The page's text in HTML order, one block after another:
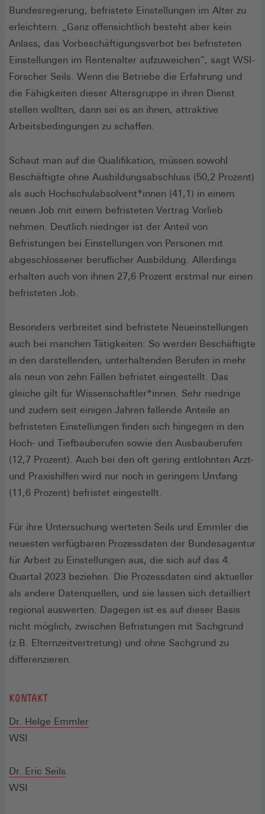
Bundesregierung, befristete Einstellungen im Alter zu
erleichtern. „Ganz offensichtlich besteht aber kein
Anlass, das Vorbeschäftigungsverbot bei befristeten
Einstellungen im Rentenalter aufzuweichen“, sagt WSI-
Forscher Seils. Wenn die Betriebe die Erfahrung und
die Fähigkeiten dieser Altersgruppe in ihren Dienst
stellen wollten, dann sei es an ihnen, attraktive
Arbeitsbedingungen zu schaffen.
Schaut man auf die Qualifikation, müssen sowohl
Beschäftigte ohne Ausbildungsabschluss (50,2 Prozent)
als auch Hochschulabsolvent*innen (41,1) in einem
neuen Job mit einem befristeten Vertrag Vorlieb
nehmen. Deutlich niedriger ist der Anteil von
Befristungen bei Einstellungen von Personen mit
abgeschlossener beruflicher Ausbildung. Allerdings
erhalten auch von ihnen 27,6 Prozent erstmal nur einen
befristeten Job.
Besonders verbreitet sind befristete Neueinstellungen
auch bei manchen Tätigkeiten: So werden Beschäftigte
in den darstellenden, unterhaltenden Berufen in mehr
als neun von zehn Fällen befristet eingestellt. Das
gleiche gilt für Wissenschaftler*innen. Sehr niedrige
und zudem seit einigen Jahren fallende Anteile an
befristeten Einstellungen finden sich hingegen in den
Hoch- und Tiefbauberufen sowie den Ausbauberufen
(12,7 Prozent). Auch bei den oft gering entlohnten Arzt-
und Praxishilfen wird nur noch in geringem Umfang
(11,6 Prozent) befristet eingestellt.
Für ihre Untersuchung werteten Seils und Emmler die
neuesten verfügbaren Prozessdaten der Bundesagentur
für Arbeit zu Einstellungen aus, die sich auf das 4.
Quartal 2023 beziehen. Die Prozessdaten sind aktueller
als andere Datenquellen, und sie lassen sich detailliert
regional auswerten. Dagegen ist es auf dieser Basis
nicht möglich, zwischen Befristungen mit Sachgrund
(z.B. Elternzeitvertretung) und ohne Sachgrund zu
differenzieren.
KONTAKT
Dr. Helge Emmler(Öffnet
WSI
Dr. Eric Seils
WSI